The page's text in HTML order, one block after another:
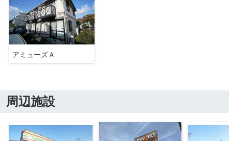
アミューズＡ
周辺施設